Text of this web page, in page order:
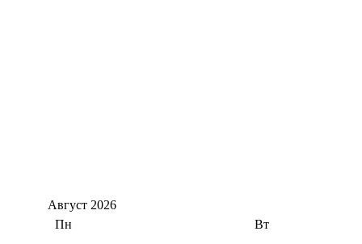
Август 2026
Пн
Вт